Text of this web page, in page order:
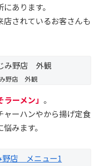
あります。
されているお客さんも
野店 外観
ラーメン」 。
ャーハンやから揚げ定食
みます。